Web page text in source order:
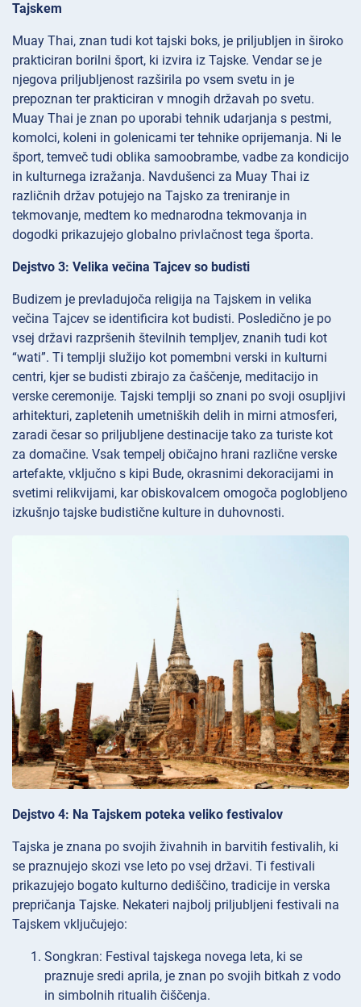
Tajskem
Muay Thai, znan tudi kot tajski boks, je priljubljen in široko
prakticiran borilni šport, ki izvira iz Tajske. Vendar se je
njegova priljubljenost razširila po vsem svetu in je
prepoznan ter prakticiran v mnogih državah po svetu.
Muay Thai je znan po uporabi tehnik udarjanja s pestmi,
komolci, koleni in golenicami ter tehnike oprijemanja. Ni le
šport, temveč tudi oblika samoobrambe, vadbe za kondicijo
in kulturnega izražanja. Navdušenci za Muay Thai iz
različnih držav potujejo na Tajsko za treniranje in
tekmovanje, medtem ko mednarodna tekmovanja in
dogodki prikazujejo globalno privlačnost tega športa.
Dejstvo 3: Velika večina Tajcev so budisti
Budizem je prevladujoča religija na Tajskem in velika
večina Tajcev se identificira kot budisti. Posledično je po
vsej državi razpršenih številnih templjev, znanih tudi kot
“wati”. Ti templji služijo kot pomembni verski in kulturni
centri, kjer se budisti zbirajo za čaščenje, meditacijo in
verske ceremonije. Tajski templji so znani po svoji osupljivi
arhitekturi, zapletenih umetniških delih in mirni atmosferi,
zaradi česar so priljubljene destinacije tako za turiste kot
za domačine. Vsak tempelj običajno hrani različne verske
artefakte, vključno s kipi Bude, okrasnimi dekoracijami in
svetimi relikvijami, kar obiskovalcem omogoča poglobljeno
izkušnjo tajske budistične kulture in duhovnosti.
Dejstvo 4: Na Tajskem poteka veliko festivalov
Tajska je znana po svojih živahnih in barvitih festivalih, ki
se praznujejo skozi vse leto po vsej državi. Ti festivali
prikazujejo bogato kulturno dediščino, tradicije in verska
prepričanja Tajske. Nekateri najbolj priljubljeni festivali na
Tajskem vključujejo:
Songkran: Festival tajskega novega leta, ki se
praznuje sredi aprila, je znan po svojih bitkah z vodo
in simbolnih ritualih čiščenja.